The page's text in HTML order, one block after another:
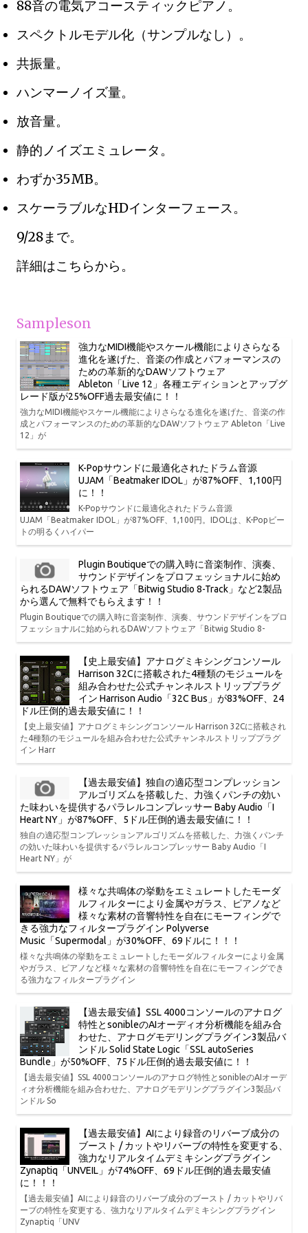
88音の電気アコースティックピアノ。
スペクトルモデル化（サンプルなし）。
共振量。
ハンマーノイズ量。
放音量。
静的ノイズエミュレータ。
わずか35MB。
スケーラブルなHDインターフェース。
9/28まで。
詳細はこちらから。
Sampleson
強力なMIDI機能やスケール機能によりさらなる
進化を遂げた、音楽の作成とパフォーマンスの
ための革新的なDAWソフトウェア
Ableton「Live 12」各種エディションとアップグ
レード版が25%OFF過去最安値に！！
強力なMIDI機能やスケール機能によりさらなる進化を遂げた、音楽の作
成とパフォーマンスのための革新的なDAWソフトウェア Ableton「Live
12」が
K-Popサウンドに最適化されたドラム音源
UJAM「Beatmaker IDOL」が87%OFF、1,100円
に！！
K-Popサウンドに最適化されたドラム音源
UJAM「Beatmaker IDOL」が87%OFF、1,100円。IDOLは、K-Popビー
トの明るくハイパー
Plugin Boutiqueでの購入時に音楽制作、演奏、
サウンドデザインをプロフェッショナルに始め
られるDAWソフトウェア「Bitwig Studio 8-Track」など2製品
から選んで無料でもらえます！！
Plugin Boutiqueでの購入時に音楽制作、演奏、サウンドデザインをプロ
フェッショナルに始められるDAWソフトウェア「Bitwig Studio 8-
【史上最安値】アナログミキシングコンソール
Harrison 32Cに搭載された4種類のモジュールを
組み合わせた公式チャンネルストリッププラグ
イン Harrison Audio「32C Bus」が83%OFF、24
ドル圧倒的過去最安値に！！
【史上最安値】アナログミキシングコンソール Harrison 32Cに搭載され
た4種類のモジュールを組み合わせた公式チャンネルストリッププラグ
イン Harr
【過去最安値】独自の適応型コンプレッション
アルゴリズムを搭載した、力強くパンチの効い
た味わいを提供するパラレルコンプレッサー Baby Audio「I
Heart NY」が87%OFF、5ドル圧倒的過去最安値に！！
独自の適応型コンプレッションアルゴリズムを搭載した、力強くパンチ
の効いた味わいを提供するパラレルコンプレッサー Baby Audio「I
Heart NY」が
様々な共鳴体の挙動をエミュレートしたモーダ
ルフィルターにより金属やガラス、ピアノなど
様々な素材の音響特性を自在にモーフィングで
きる強力なフィルタープラグイン Polyverse
Music「Supermodal」が30%OFF、69ドルに！！！
様々な共鳴体の挙動をエミュレートしたモーダルフィルターにより金属
やガラス、ピアノなど様々な素材の音響特性を自在にモーフィングでき
る強力なフィルタープラグイン
【過去最安値】SSL 4000コンソールのアナログ
特性とsonibleのAIオーディオ分析機能を組み合
わせた、アナログモデリングプラグイン3製品バ
ンドル Solid State Logic「SSL autoSeries
Bundle」が50%OFF、75ドル圧倒的過去最安値に！！
【過去最安値】SSL 4000コンソールのアナログ特性とsonibleのAIオーデ
ィオ分析機能を組み合わせた、アナログモデリングプラグイン3製品バ
ンドル So
【過去最安値】AIにより録音のリバーブ成分の
ブースト / カットやリバーブの特性を変更する、
強力なリアルタイムデミキシングプラグイン
Zynaptiq「UNVEIL」が74%OFF、69ドル圧倒的過去最安値
に！！！
【過去最安値】AIにより録音のリバーブ成分のブースト / カットやリバ
ーブの特性を変更する、強力なリアルタイムデミキシングプラグイン
Zynaptiq「UNV